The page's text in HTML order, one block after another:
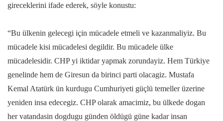
gireceklerini ifade ederek, söyle konustu:
“Bu ülkenin gelecegi için mücadele etmeli ve kazanmaliyiz. Bu
mücadele kisi mücadelesi degildir. Bu mücadele ülke
mücadelesidir. CHP yi iktidar yapmak zorundayiz. Hem Türkiye
genelinde hem de Giresun da birinci parti olacagiz. Mustafa
Kemal Atatürk ün kurdugu Cumhuriyeti güçlü temeller üzerine
yeniden insa edecegiz. CHP olarak amacimiz, bu ülkede dogan
her vatandasin dogdugu günden öldügü güne kadar insan